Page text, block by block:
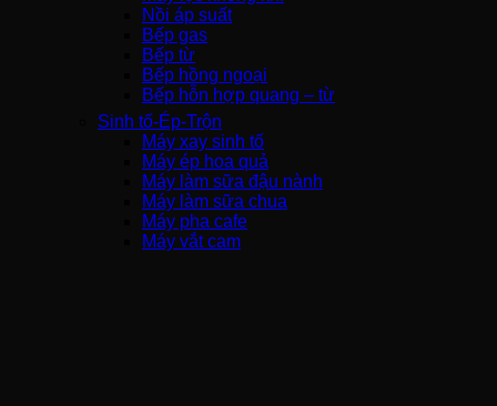
Nồi áp suất
Bếp gas
Bếp từ
Bếp hồng ngoại
Bếp hỗn hợp quang – từ
Sinh tố-Ép-Trộn
Máy xay sinh tố
Máy ép hoa quả
Máy làm sữa đậu nành
Máy làm sữa chua
Máy pha cafe
Máy vắt cam